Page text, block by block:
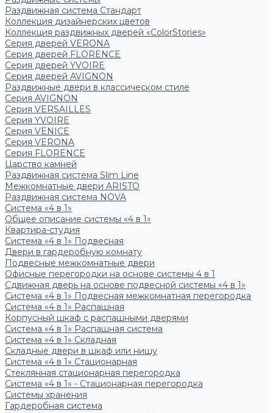
Раздвижная система Стандарт
Коллекция дизайнерских цветов
Коллекция раздвижных дверей «ColorStories»
Серия дверей VERONA
Серия дверей FLORENCE
Серия дверей YVOIRE
Серия дверей AVIGNON
Раздвижные двери в классическом стиле
Серия AVIGNON
Серия VERSAILLES
Серия YVOIRE
Серия VENICE
Серия VERONA
Серия FLORENCE
Царство камней
Раздвижная система Slim Line
Межкомнатные двери ARISTO
Раздвижная система NOVA
Система «4 в 1»
Общее описание системы «4 в 1»
Квартира-студия
Система «4 в 1» Подвесная
Двери в гардеробную комнату
Подвесные межкомнатные двери
Офисные перегородки на основе системы 4 в 1
Сдвижная дверь на основе подвесной системы «4 в 1»
Система «4 в 1» Подвесная межкомнатная перегородка
Система «4 в 1» Распашная
Корпусный шкаф с распашными дверями
Система «4 в 1» Распашная система
Система «4 в 1» Складная
Складные двери в шкаф или нишу
Система «4 в 1» Стационарная
Стеклянная стационарная перегородка
Система «4 в 1» - Стационарная перегородка
Системы хранения
Гардеробная система